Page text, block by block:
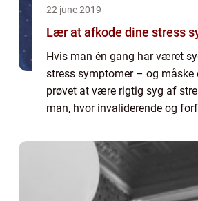
22 june 2019
Lær at afkode dine stress
Hvis man én gang har været
stress symptomer – og måske
prøvet at være rigtig syg af
man, hvor invaliderende og